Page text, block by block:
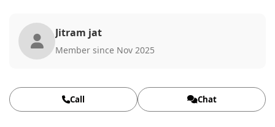
Jitram jat
Member since Nov 2025
Call Chat